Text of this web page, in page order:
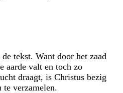
tekst. Want door het zaad
aarde valt en toch zo
draagt, is Christus bezig
te verzamelen.